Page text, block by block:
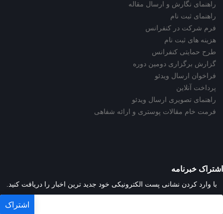
راهنمای نگارش و ارسال مقاله
راهنمای ثبت نام
فرم شرکت در کنفرانس
هزینه های ثبت نام
طرح حمایتی کنفرانس
گزارش برگزاری دومین دوره
فراخوان ارسال ویدئو
پرداخت آنلاین
راهنمای تصویری ارسال ویدئو
فرمت خام مقالات پوستری و ارائه شفاهی
اشتراک خبرنامه
با وارد کردن نشانی پست الکترونیکی خود جدید ترین اخبار را دریافت کنید.